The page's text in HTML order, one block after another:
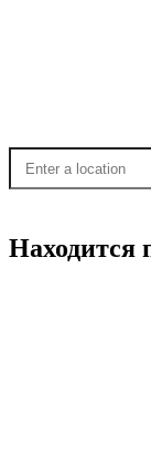
Находится